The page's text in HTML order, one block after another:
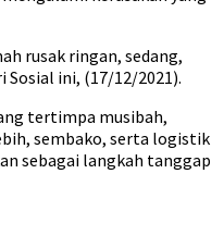
rusak ringan, sedang,
ini, (17/12/2021).
tertimpa musibah,
sembako, serta logistik
sebagai langkah tanggap